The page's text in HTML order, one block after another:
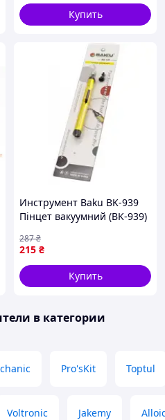
Купить
Инструмент Baku BK-939
Пінцет вакуумний (BK-939)
215 ₴
287₴
Купить
в категории
Pro'sKit Toptul
Voltronic Jakemy